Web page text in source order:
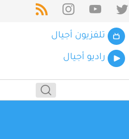
تلفزيون أجيال
راديو أجيال